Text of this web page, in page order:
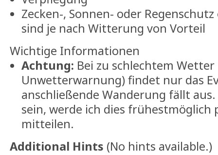
Zecken-, Sonnen- oder
sind je nach Witterung von Vorteil
Wichtige Informationen
Achtung: Bei zu schlechtem Wetter
Unwetterwarnung) findet nur das
anschließende Wanderung fällt aus.
sein, werde ich dies frühestmöglich
mitteilen.
Additional Hints (No hints available.)